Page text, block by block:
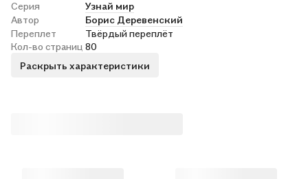
Серия
Узнай мир
Автор
Борис Деревенский
Переплет
Твёрдый переплёт
Кол-во страниц 80
Раскрыть характеристики